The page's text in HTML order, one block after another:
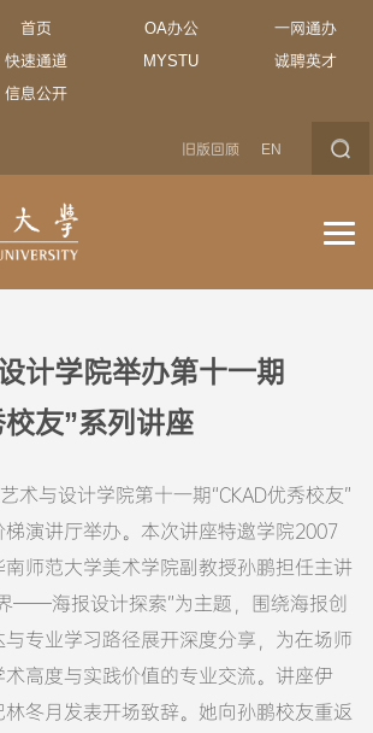
首页 OA办公
一网通办
快速通道 MYSTU
诚聘英才
信息公开
旧版回顾 EN
计学院举办第十一期
友”系列讲座
术与设计学院第十一期“CKAD优秀校友”
梯演讲厅举办。本次讲座特邀学院2007
师范大学美术学院副教授孙鹏担任主讲
——海报设计探索”为主题，围绕海报创
专业学习路径展开深度分享，为在场师
高度与实践价值的专业交流。讲座伊
冬月发表开场致辞。她向孙鹏校友重返